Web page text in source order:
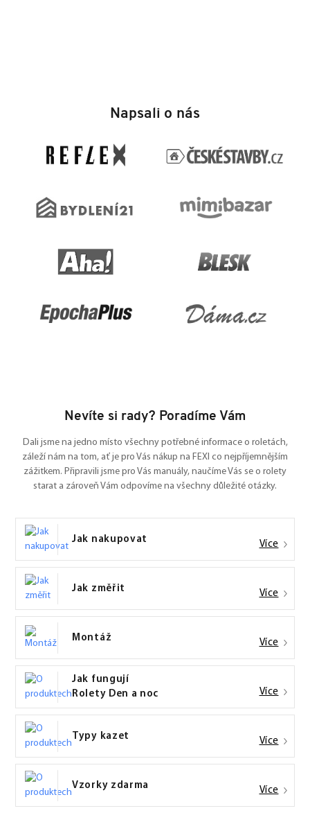
Napsali o nás
Nevíte si rady? Poradíme Vám
Dali jsme na jedno místo všechny potřebné informace o roletách,
záleží nám na tom, ať je pro Vás nákup na FEXI co nejpříjemnějším
zážitkem. Připravili jsme pro Vás manuály, naučíme Vás se o rolety
starat a zároveň Vám odpovíme na všechny důležité otázky.
Jak nakupovat Více
Jak změřit Více
Montáž Více
Jak fungují
Rolety Den a noc
Více
Typy kazet Více
Vzorky zdarma Více